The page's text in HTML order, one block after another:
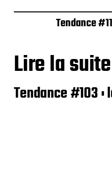
Tendance
Lire la suite
Tendance #103 :